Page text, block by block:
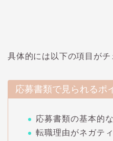
具体的には以下の項目がチ
応募書類で見られるポ
応募書類の基本的
転職理由がネガテ